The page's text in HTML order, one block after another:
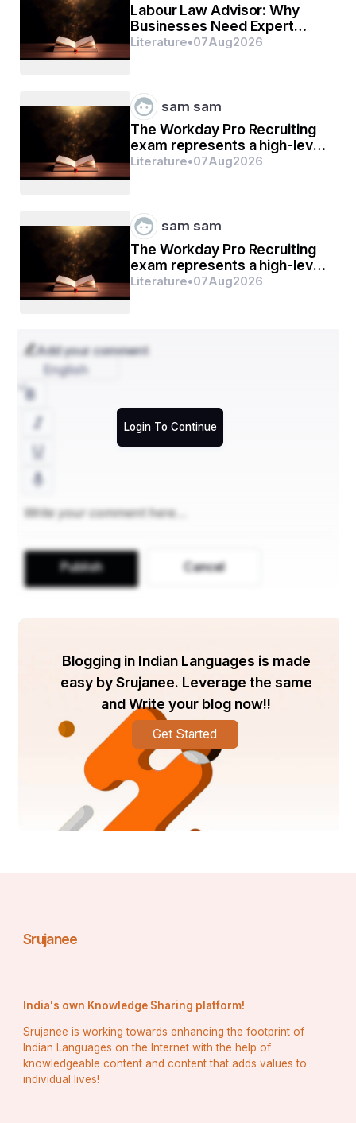
ଶୀତ ସକାଳରେ ସହରର ନିଦ
ଆପେଆପେ ଯାଏ ଭାଜି,
ଥୋକେ ନିରାଶ୍ରୟ ଲୋକ ଶୋଇଥାନ୍ତି
ଦୋକାନ ବାରଣ୍ଡା ଖୋଜି ।
କୁହୁଡ଼ି ଘେରାରେ ଫିକା,
ରାତିର କାକର ପତର ମଥାରେ
ଆଙ୍କି ଦେଇଥାଏ ଟୀକା ।
ଶୀତ ସକାଳରେ ସହରର ଛବି
ଗାଆଁଠୁ ନିଆରା ଲାଗେ,
ଗାଆଁ ଶୋଇଥାଏ ଗହଳ ନିଦରେ
ସହରଟା ଏଠି ଜାଗେ ।
ତପନ କୁମାର ସ୍ୱାଇଁ
ଅଇବିଲି, ତିର୍ତ୍ତୋଲ, ଜଗତସିଂହପୁର
Labour Law Advisor: Why
Businesses Need Expert
Labour Compliance Support
Literature•07Aug2026
sam sam
The Workday Pro Recruiting
exam represents a high-level
mark of distinction
Literature•07Aug2026
sam sam
The Workday Pro Recruiting
exam represents a high-level
mark of distinction
Literature•07Aug2026
Add your comment
Login To Continue
English
Publish Cancel
Blogging in Indian Languages is made
easy by Srujanee. Leverage the same
and Write your blog now!!
Get Started
Srujanee
India's own Knowledge Sharing platform!
Srujanee is working towards enhancing the footprint of
Indian Languages on the Internet with the help of
knowledgeable content and content that adds values to
individual lives!